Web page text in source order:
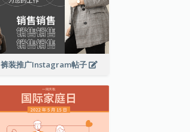
裤装推广Instagram帖子